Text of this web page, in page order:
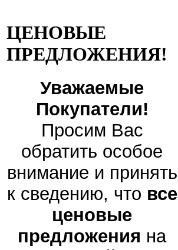
ЦЕНОВЫЕ
ПРЕДЛОЖЕНИЯ!
Уважаемые
Покупатели!
Просим Вас
обратить особое
внимание и принять
к сведению, что все
ценовые
предложения на